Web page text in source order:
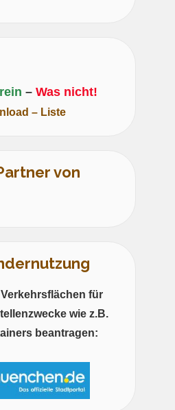
–Was nicht!
– Liste
von
für
wie z.B.
beantragen: